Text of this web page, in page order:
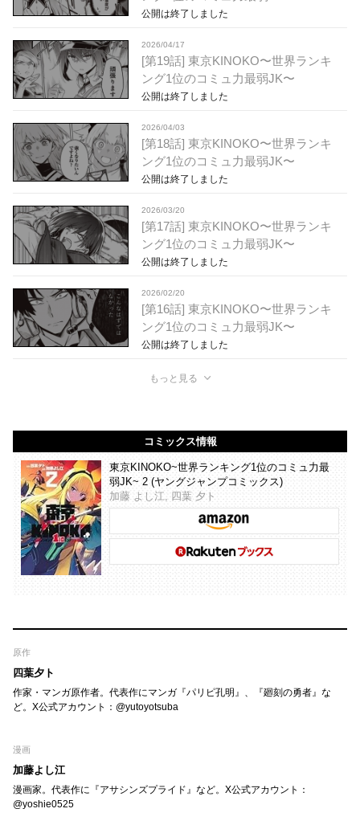
公開は終了しました
2026/04/17
[第19話] 東京KINOKO〜世界ランキ
ング1位のコミュ力最弱JK〜
公開は終了しました
2026/04/03
[第18話] 東京KINOKO〜世界ランキ
ング1位のコミュ力最弱JK〜
公開は終了しました
2026/03/20
[第17話] 東京KINOKO〜世界ランキ
ング1位のコミュ力最弱JK〜
公開は終了しました
2026/02/20
[第16話] 東京KINOKO〜世界ランキ
ング1位のコミュ力最弱JK〜
公開は終了しました
もっと見る
コミックス情報
東京KINOKO~世界ランキング1位のコミュ力最
弱JK~ 2 (ヤングジャンプコミックス)
加藤 よし江, 四葉 夕ト
原作
四葉夕ト
作家・マンガ原作者。代表作にマンガ『パリピ孔明』、『廻刻の勇者』な
ど。X公式アカウント：@yutoyotsuba
漫画
加藤よし江
漫画家。代表作に『アサシンズプライド』など。X公式アカウント：
@yoshie0525